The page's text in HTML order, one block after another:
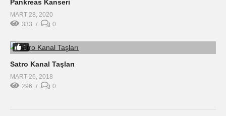
Pankreas Kanseri
MART 28, 2020
333
0
1
Satro Kanal Taşları
MART 26, 2018
296
0